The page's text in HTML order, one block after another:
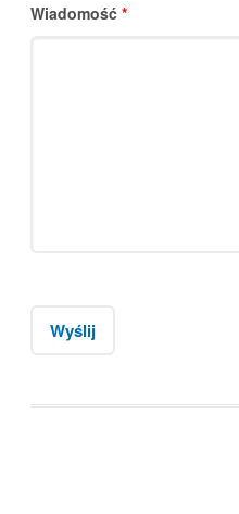
Wiadomość *